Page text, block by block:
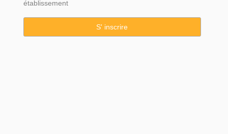
établissement